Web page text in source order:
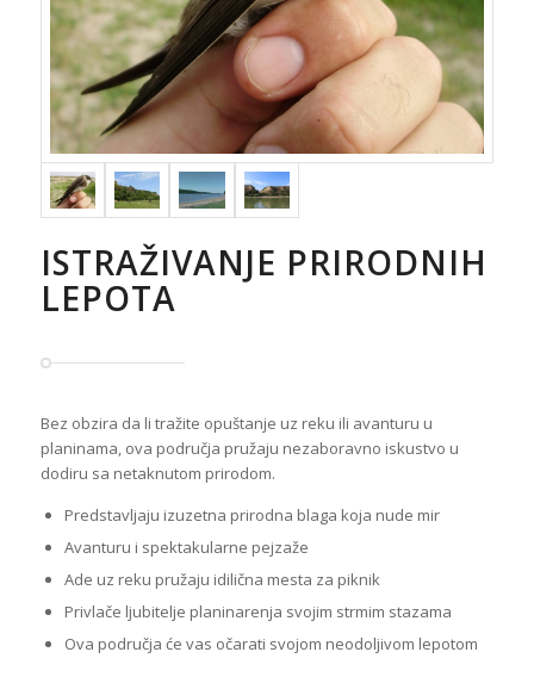
ISTRAŽIVANJE PRIRODNIH
LEPOTA
Bez obzira da li tražite opuštanje uz reku ili avanturu u
planinama, ova područja pružaju nezaboravno iskustvo u
dodiru sa netaknutom prirodom.
Predstavljaju izuzetna prirodna blaga koja nude mir
Avanturu i spektakularne pejzaže
Ade uz reku pružaju idilična mesta za piknik
Privlače ljubitelje planinarenja svojim strmim stazama
Ova područja će vas očarati svojom neodoljivom lepotom